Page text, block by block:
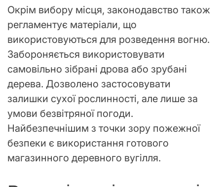
Окрім вибору місця, законодавство також
регламентує матеріали, що
використовуються для розведення вогню.
Забороняється використовувати
самовільно зібрані дрова або зрубані
дерева. Дозволено застосовувати
залишки сухої рослинності, але лише за
умови безвітряної погоди.
Найбезпечнішим з точки зору пожежної
безпеки є використання готового
магазинного деревного вугілля.